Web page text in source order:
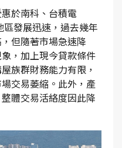
於南科、台積電
發展迅速，過去幾年
但隨著市場急速降
，加上現今貸款條件
族群財務能力有限，
交易萎縮。此外，產
體交易活絡度因此降